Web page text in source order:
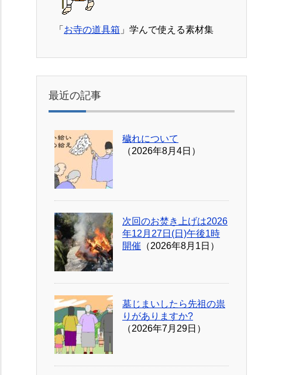
「 お寺の道具箱 」学んで使える素材集
最近の記事
穢れについて
（2026年8月4日）
次回のお焚き上げは2026
年12月27日(日)午後1時
開催 （2026年8月1日）
墓じまいしたら先祖の祟
りがありますか?
（2026年7月29日）